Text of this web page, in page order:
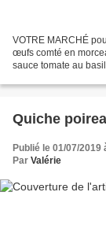
VOTRE MARCHÉ
œufs comté en
sauce tomate au
Quiche
Publié le 01/07/2019
Par Valérie